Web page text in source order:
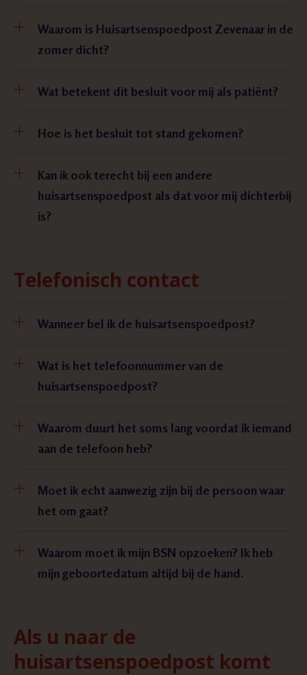
Waarom is Huisartsenspoedpost Zevenaar in de
zomer dicht?
Wat betekent dit besluit voor mij als patiënt?
Hoe is het besluit tot stand gekomen?
Kan ik ook terecht bij een andere
huisartsenspoedpost als dat voor mij dichterbij
is?
Telefonisch contact
Wanneer bel ik de huisartsenspoedpost?
Wat is het telefoonnummer van de
huisartsenspoedpost?
Waarom duurt het soms lang voordat ik iemand
aan de telefoon heb?
Moet ik echt aanwezig zijn bij de persoon waar
het om gaat?
Waarom moet ik mijn BSN opzoeken? Ik heb
mijn geboortedatum altijd bij de hand.
Als u naar de
huisartsenspoedpost komt